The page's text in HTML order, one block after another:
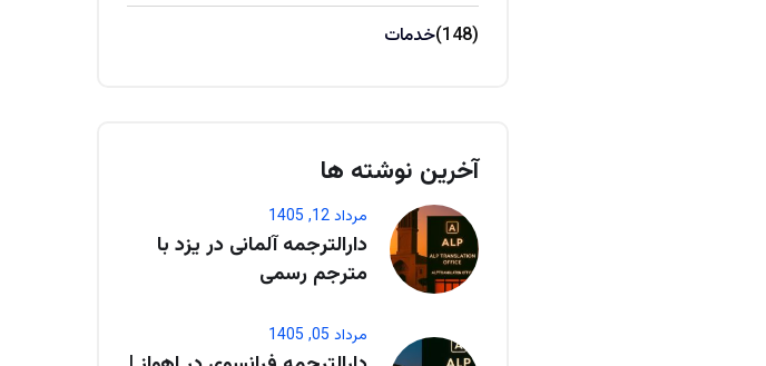
خدمات (148)
آخرین نوشته ها
مرداد 12, 1405
دارالترجمه آلمانی در یزد با
مترجم رسمی
مرداد 05, 1405